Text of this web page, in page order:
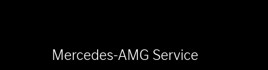
Mercedes-AMG Service